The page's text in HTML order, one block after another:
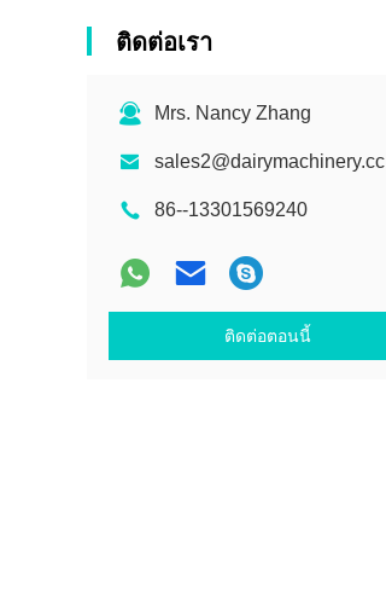
ติดต่อเรา
Mrs. Nancy Zhang
sales2@dairymachinery.cc
86--13301569240
ติดต่อตอนนี้